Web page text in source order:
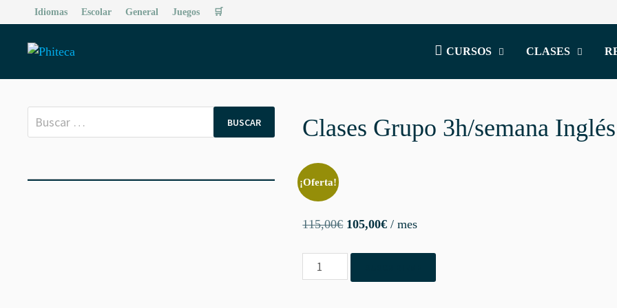
al
contenido
Idiomas Escolar General Juegos 🛒
CURSOS CLASES
Clases Grupo 3h/semana
¡Oferta!
115,00€ El
era:
105,00€El
es:
/ mes
Clases
Grupo
Buscar: